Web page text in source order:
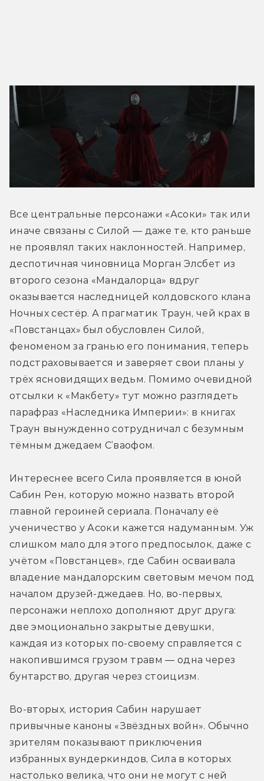
Все центральные персонажи «Асоки» так или
иначе связаны с Силой — даже те, кто раньше
не проявлял таких наклонностей. Например,
деспотичная чиновница Морган Элсбет из
второго сезона «Мандалорца» вдруг
оказывается наследницей колдовского клана
Ночных сестёр. А прагматик Траун, чей крах в
«Повстанцах» был обусловлен Силой,
феноменом за гранью его понимания, теперь
подстраховывается и заверяет свои планы у
трёх ясновидящих ведьм. Помимо очевидной
отсылки к «Макбету» тут можно разглядеть
парафраз «Наследника Империи»: в книгах
Траун вынужденно сотрудничал с безумным
тёмным джедаем С’ваофом.
Интереснее всего Сила проявляется в юной
Сабин Рен, которую можно назвать второй
главной героиней сериала. Поначалу её
ученичество у Асоки кажется надуманным. Уж
слишком мало для этого предпосылок, даже с
учётом «Повстанцев», где Сабин осваивала
владение мандалорским световым мечом под
началом друзей-джедаев. Но, во-первых,
персонажи неплохо дополняют друг друга:
две эмоционально закрытые девушки,
каждая из которых по-своему справляется с
накопившимся грузом травм — одна через
бунтарство, другая через стоицизм.
Во-вторых, история Сабин нарушает
привычные каноны «Звёздных войн». Обычно
зрителям показывают приключения
избранных вундеркиндов, Сила в которых
настолько велика, что они не могут с ней